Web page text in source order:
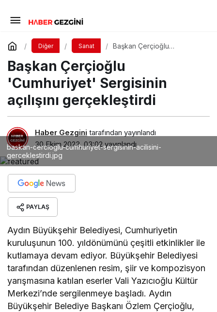
Diğer Sanat
Başkan Çerçioğlu
açılışını gerçekleştirdi
Başkan Çerçioğlu
'Cumhuriyet' Sergisinin
açılışını gerçekleştirdi
Haber Gezgini tarafından yayınlandı
30 Ekim 2023, 03:02yayınlandı
baskan-cercioglu-cumhuriyet-sergisinin-acilisini-
gerceklestirdi.jpg
PAYLAŞ
Aydın Büyükşehir Belediyesi, Cumhuriyetin
kuruluşunun 100. yıldönümünü çeşitli etkinlikler ile
kutlamaya devam ediyor. Büyükşehir Belediyesi
tarafından düzenlenen resim, şiir ve kompozisyon
yarışmasına katılan eserler Vali Yazıcıoğlu Kültür
Merkezi’nde sergilenmeye başladı. Aydın
Büyükşehir Belediye Başkanı Özlem Çerçioğlu,